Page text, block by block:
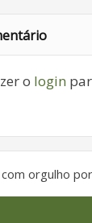
o login
orgulho por